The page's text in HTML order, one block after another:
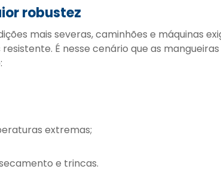
robustez
mais severas, caminhões e máquinas
É nesse cenário que as mangueiras
extremas;
e trincas.